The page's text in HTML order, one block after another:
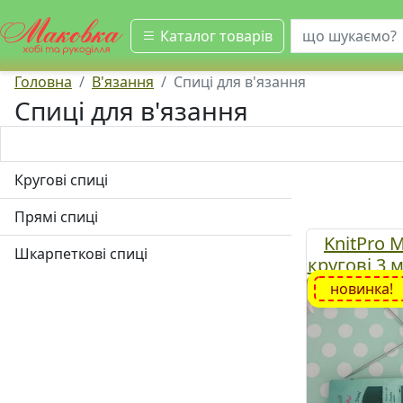
Каталог товарів
шукати
Головна В'язання Спиці для в'язання
Спиці для в'язання
Кругові спиці
Прямі спиці
Шкарпеткові спиці
KnitPro
кругові 3
новинка!